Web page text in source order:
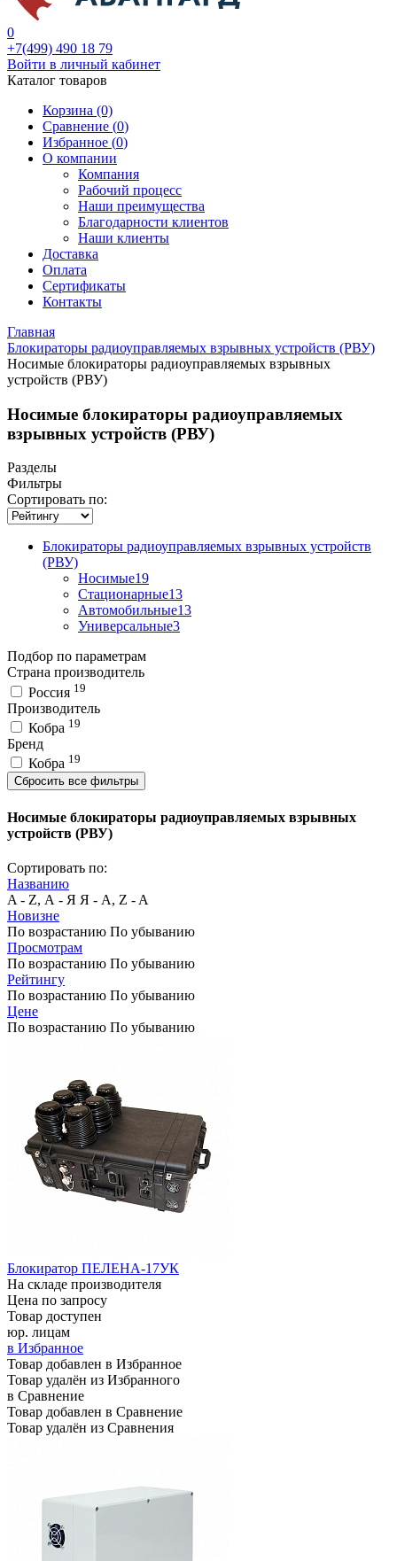
0
+7(499) 490 18 79
Войти в личный кабинет
Каталог товаров
Корзина (0)
Сравнение (0)
Избранное (0)
О компании
Компания
Рабочий процесс
Наши преимущества
Благодарности клиентов
Наши клиенты
Доставка
Оплата
Сертификаты
Контакты
Главная
Блокираторы радиоуправляемых взрывных устройств (РВУ)
Носимые блокираторы радиоуправляемых взрывных
устройств (РВУ)
Носимые блокираторы радиоуправляемых
взрывных устройств (РВУ)
Разделы
Фильтры
Сортировать по:
Блокираторы радиоуправляемых взрывных устройств
(РВУ)
Носимые19
Стационарные13
Автомобильные13
Универсальные3
Подбор по параметрам
Страна производитель
Россия 19
Производитель
Кобра 19
Бренд
Кобра 19
Сбросить все фильтры
Носимые блокираторы радиоуправляемых взрывных
устройств (РВУ)
Сортировать по:
Названию
A - Z, А - Я Я - А, Z - A
Новизне
По возрастанию По убыванию
Просмотрам
По возрастанию По убыванию
Рейтингу
По возрастанию По убыванию
Цене
По возрастанию По убыванию
Блокиратор ПЕЛЕНА-17УК
На складе производителя
Цена по запросу
Товар доступен
юр. лицам
в Избранное
Товар добавлен в Избранное
Товар удалён из Избранного
в Сравнение
Товар добавлен в Сравнение
Товар удалён из Сравнения